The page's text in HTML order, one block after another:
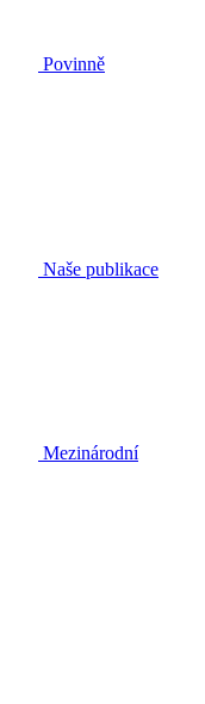
Povinně
Naše publikace
Mezinárodní